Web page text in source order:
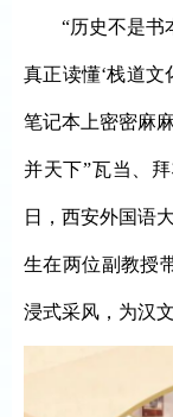
“历史不是书
真正读懂‘栈道文
笔记本上密密麻
并天下”瓦当、
日，西安外国语
生在两位副教授
浸式采风，为汉